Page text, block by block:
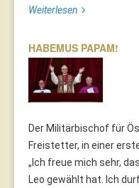
Weiterlesen
HABEMUS PAPAM!
Der Militärbischof für
Freistetter, in einer
„Ich freue mich sehr,
Leo gewählt hat. Ich